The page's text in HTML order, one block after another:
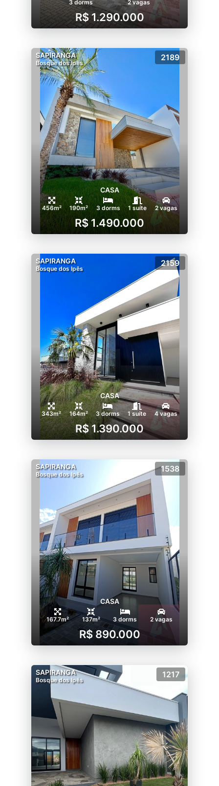
3 dorms 2 vagas
R$ 1.290.000
SAPIRANGA
Bosque dos Ipês
2189
CASA
456m² 190m² 3 dorms 1 suíte 2 vagas
R$ 1.490.000
SAPIRANGA
Bosque dos Ipês
2159
CASA
343m² 164m² 3 dorms 1 suíte 4 vagas
R$ 1.390.000
SAPIRANGA
Bosque dos Ipês
1538
CASA
167.7m² 137m² 3 dorms 2 vagas
R$ 890.000
SAPIRANGA
Bosque dos Ipês
1217